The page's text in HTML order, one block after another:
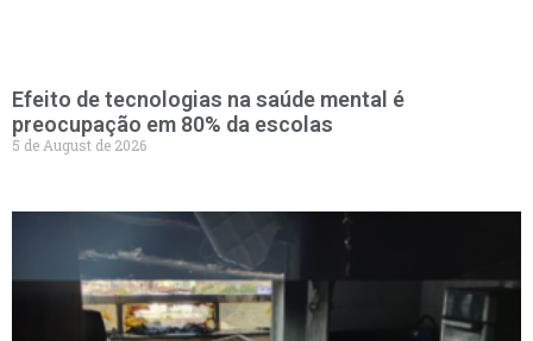
Efeito de tecnologias na saúde mental é
preocupação em 80% da escolas
5 de August de 2026